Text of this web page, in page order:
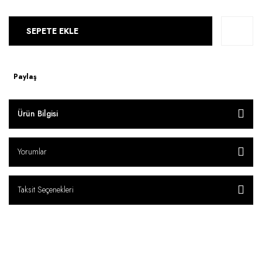
SEPETE EKLE
Paylaş
Ürün Bilgisi
Yorumlar
Taksit Seçenekleri